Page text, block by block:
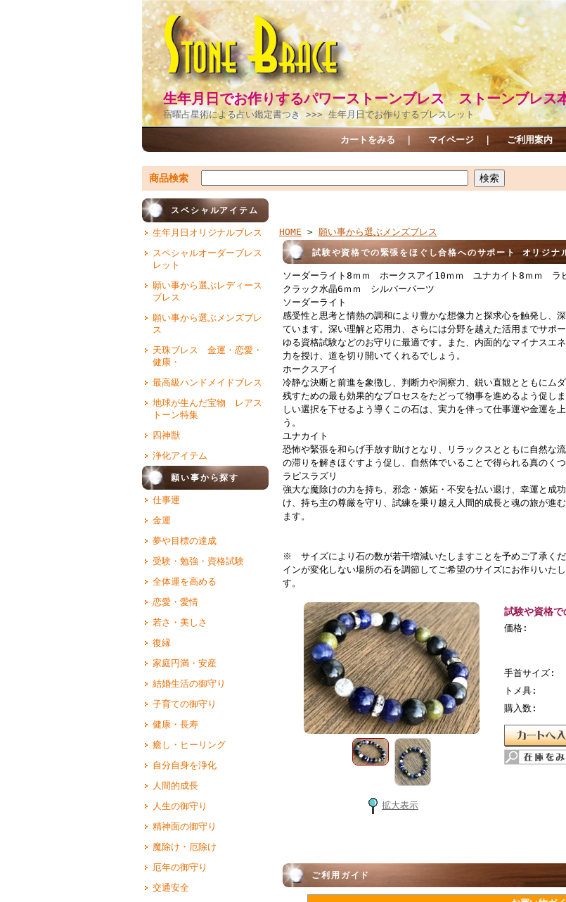
生年月日でお作りするパワーストーンブレス ストーンブレス
宿曜占星術による占い鑑定書つき >>> 生年月日でお作りするブレスレット
カートをみる マイページ ご利用案内
商品検索
スペシャルアイテム
生年月日オリジナルブレス
スペシャルオーダーブレス
レット
願い事から選ぶレディース
ブレス
願い事から選ぶメンズブレ
ス
天珠ブレス 金運・恋愛・
健康・
最高級ハンドメイドブレス
地球が生んだ宝物 レアス
トーン特集
四神獣
浄化アイテム
願い事から探す
仕事運
金運
夢や目標の達成
受験・勉強・資格試験
全体運を高める
恋愛・愛情
若さ・美しさ
復縁
家庭円満・安産
結婚生活の御守り
子育ての御守り
健康・長寿
癒し・ヒーリング
自分自身を浄化
人間的成長
人生の御守り
精神面の御守り
魔除け・厄除け
厄年の御守り
交通安全
HOME > 願い事から選ぶメンズブレス
試験や資格での緊張をほぐし合格へのサポート オリジナ
ソーダーライト8ｍｍ ホークスアイ10ｍｍ ユナカイト8ｍｍ ラ
クラック水晶6ｍｍ シルバーパーツ
ソーダーライト
感受性と思考と情熱の調和により豊かな想像力と探求心を触発し、
ています。深い理解と応用力、さらには分野を越えた活用までサポ
ゆる資格試験などのお守りに最適です。また、内面的なマイナスエ
力を授け、道を切り開いてくれるでしょう。
ホークスアイ
冷静な決断と前進を象徴し、判断力や洞察力、鋭い直観とともにム
残すための最も効果的なプロセスをたどって物事を進めるよう促し
しい選択を下せるよう導くこの石は、実力を伴って仕事運や金運を
う。
ユナカイト
恐怖や緊張を和らげ手放す助けとなり、リラックスとともに自然な
の滞りを解きほぐすよう促し、自然体でいることで得られる真のく
ラピスラズリ
強大な魔除けの力を持ち、邪念・嫉妬・不安を払い退け、幸運と成
け、持ち主の尊厳を守り、試練を乗り越え人間的成長と魂の旅が進
ます。
※ サイズにより石の数が若干増減いたしますことを予めご了承く
インが変化しない場所の石を調節してご希望のサイズにお作りいた
す。
拡大表示
試験や資格
価格:
手首サイズ:
トメ具:
購入数:
ご利用ガイド